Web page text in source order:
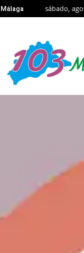
Málaga sábado,